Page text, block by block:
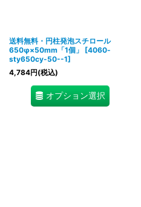
送料無料・円柱発泡スチロール
650φ×50mm「1個」
[4060-
sty650cy-50--1]
4,784円(税込)
オプション選択